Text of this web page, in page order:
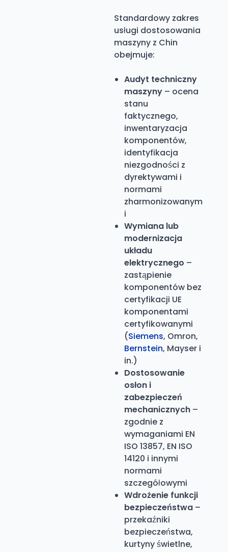
Standardowy zakres
usługi dostosowania
maszyny z Chin
obejmuje:
Audyt techniczny
maszyny – ocena
stanu
faktycznego,
inwentaryzacja
komponentów,
identyfikacja
niezgodności z
dyrektywami i
normami
zharmonizowanym
i
Wymiana lub
modernizacja
układu
elektrycznego –
zastąpienie
komponentów bez
certyfikacji UE
komponentami
certyfikowanymi
(Siemens, Omron,
Bernstein, Mayser i
in.)
Dostosowanie
osłon i
zabezpieczeń
mechanicznych –
zgodnie z
wymaganiami EN
ISO 13857, EN ISO
14120 i innymi
normami
szczegółowymi
Wdrożenie funkcji
bezpieczeństwa –
przekaźniki
bezpieczeństwa,
kurtyny świetlne,